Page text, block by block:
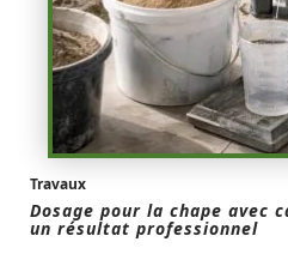
Travaux
Dosage pour la chape avec
un résultat professionnel